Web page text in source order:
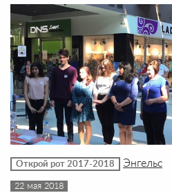
Открой рот 2017-2018 Энгельс
22 мая 2018